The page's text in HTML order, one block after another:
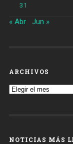
31
« Abr Jun »
ARCHIVOS
Archivos
NOTICIAS MÁS